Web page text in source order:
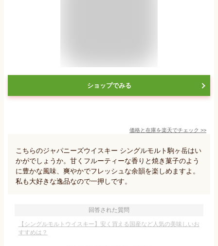
ショップでみる
価格と在庫を楽天でチェック >>
こちらのジャパニーズウイスキー シングルモルト駒ヶ岳はい
かがでしょうか。甘くフルーティーな香りと焼き菓子のよう
に豊かな風味、爽やかでフレッシュな余韻を楽しめますよ。
私も大好きな逸品なので一押しです。
回答された質問
【シングルモルトウイスキー】安く買える国産など人気の美味しいお
すすめは？